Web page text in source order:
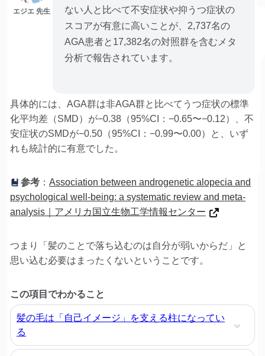
エジエ 先生
ない人と比べて不安症状や抑うつ症状の
スコアが有意に高いことが、2,737名の
AGA患者と17,382名の対照群を含むメタ
分析で報告されています。
具体的には、AGA群は非AGA群と比べてうつ症状の標準
化平均差（SMD）が−0.38（95%CI：−0.65〜−0.12）、不
安症状のSMDが−0.50（95%CI：−0.99〜0.00）と、いず
れも統計的に有意でした。
参考 ： Association between androgenetic alopecia and
psychological well-being: a systematic review and meta-
analysis｜アメリカ国立生物工学情報センター
つまり「髪のことで落ち込むのは自分が弱いからだ」と
思い込む必要はまったくないということです。
この項目でわかること
髪の毛は「自己イメージ」を支える柱になってい
る